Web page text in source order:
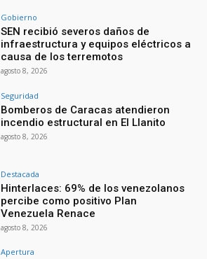
Gobierno
SEN recibió severos daños de
infraestructura y equipos eléctricos a
causa de los terremotos
agosto 8, 2026
Seguridad
Bomberos de Caracas atendieron
incendio estructural en El Llanito
agosto 8, 2026
Destacada
Hinterlaces: 69% de los venezolanos
percibe como positivo Plan
Venezuela Renace
agosto 8, 2026
Apertura